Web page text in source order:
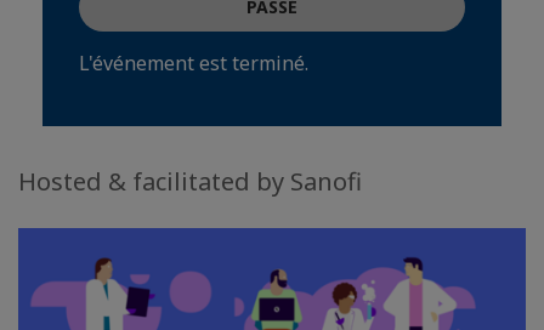
PASSÉ
L'événement est terminé.
Hosted & facilitated by Sanofi